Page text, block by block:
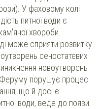
У фаховому колі
питної води є
хвороби.
може сприяти розвитку
сечостатевих
новоутворень
порушує процес
що й досі є
води, веде до появи